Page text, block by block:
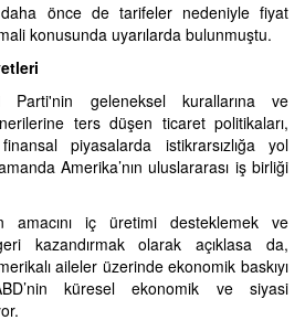
daha önce de tarifeler nedeniyle fiyat
konusunda uyarılarda bulunmuştu.
Parti'nin geleneksel kurallarına ve
ters düşen ticaret politikaları,
piyasalarda istikrarsızlığa yol
Amerika’nın uluslararası iş birliği
amacını iç üretimi desteklemek ve
kazandırmak olarak açıklasa da,
aileler üzerinde ekonomik baskıyı
küresel ekonomik ve siyasi